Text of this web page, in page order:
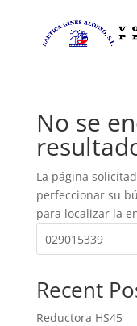
No se
La página
perfeccionar su
para localizar la
Recent
Reductora HS45